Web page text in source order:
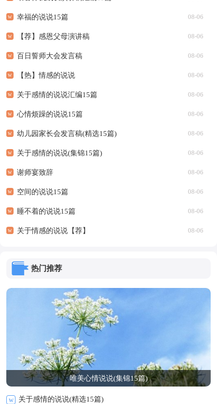
幸福的说说15篇 08-06
【荐】感恩父母演讲稿 08-06
百日誓师大会发言稿 08-06
【热】情感的说说 08-06
关于感情的说说汇编15篇 08-06
心情烦躁的说说15篇 08-06
幼儿园家长会发言稿(精选15篇) 08-06
关于感情的说说(集锦15篇) 08-06
谢师宴致辞 08-06
空间的说说15篇 08-06
睡不着的说说15篇 08-06
关于情感的说说【荐】 08-06
热门推荐
唯美心情说说(集锦15篇)
w 关于感情的说说(精选15篇)